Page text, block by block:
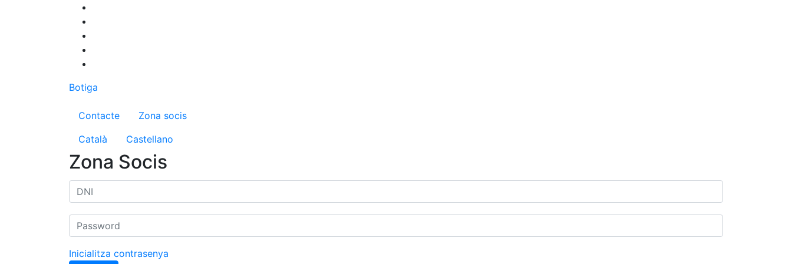
Botiga
Menú del compte d'usuari
Contacte
Zona socis
Català
Castellano
Zona Socis
Inicialitza contrasenya